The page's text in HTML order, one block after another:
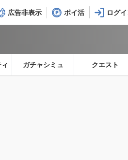
広告非表示 ポイ活
ガチャシミュ クエスト